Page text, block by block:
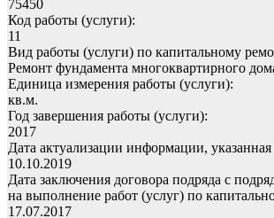
75450
Код работы (услуги):
11
Вид работы (услуги) по капитальному
Ремонт фундамента многоквартирного
Единица измерения работы (услуги):
кв.м.
Год завершения работы (услуги):
2017
Дата актуализации информации, указанная
10.10.2019
Дата заключения договора подряда с
на выполнение работ (услуг) по
17.07.2017